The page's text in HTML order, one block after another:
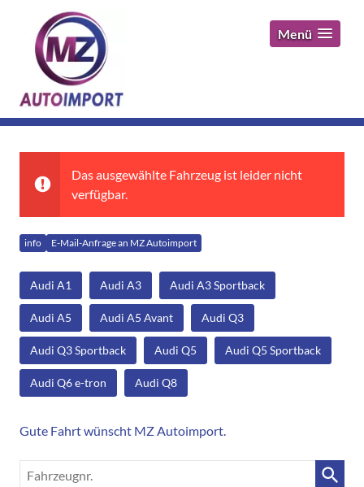
Menü
Das ausgewählte Fahrzeug ist leider nicht
verfügbar.
info E-Mail-Anfrage an MZ Autoimport
Audi A1 Audi A3 Audi A3 Sportback
Audi A5 Audi A5 Avant Audi Q3
Audi Q3 Sportback Audi Q5 Audi Q5 Sportback
Audi Q6 e-tron Audi Q8
Gute Fahrt wünscht MZ Autoimport.
Fahrzeugnr.